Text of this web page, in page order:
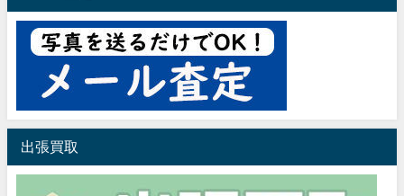
出張買取